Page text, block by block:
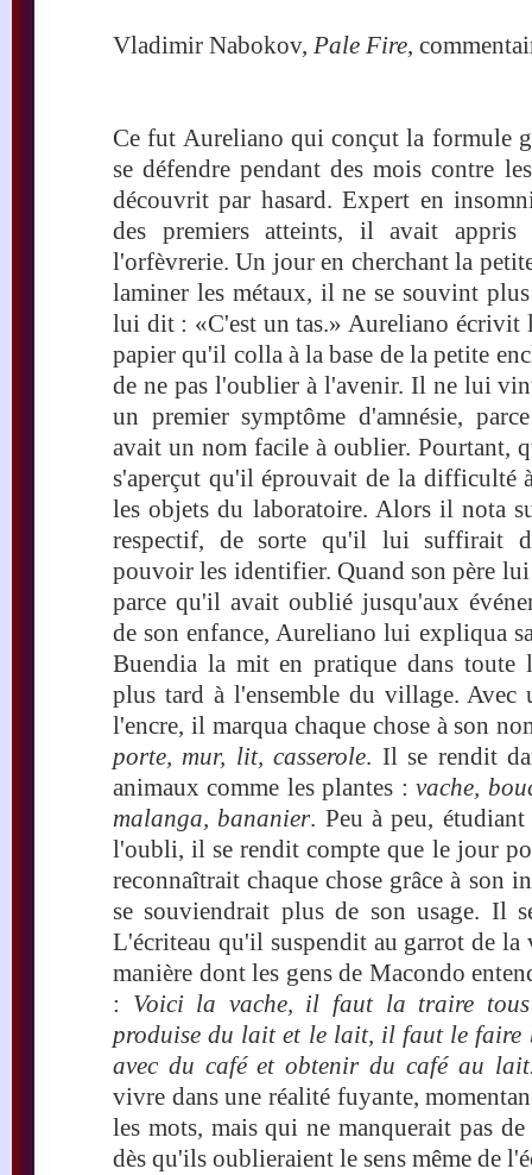
Vladimir Nabokov, Pale Fire,
Ce fut Aureliano qui conçut la formule
se défendre pendant des mois contre
découvrit par hasard. Expert en
des premiers atteints, il avait
l'orfèvrerie. Un jour en cherchant la
laminer les métaux, il ne se souvint
lui dit : «C'est un tas.» Aureliano écrivit
papier qu'il colla à la base de la petite
de ne pas l'oublier à l'avenir. Il ne lui
un premier symptôme d'amnésie,
avait un nom facile à oublier. Pourtant,
s'aperçut qu'il éprouvait de la difficulté
les objets du laboratoire. Alors il nota
respectif, de sorte qu'il lui suffirait
pouvoir les identifier. Quand son père
parce qu'il avait oublié jusqu'aux
de son enfance, Aureliano lui expliqua
Buendia la mit en pratique dans toute
plus tard à l'ensemble du village. Avec
l'encre, il marqua chaque chose à son
porte, mur, lit, casserole. Il se rendit
animaux comme les plantes :vache,
malanga, bananier. Peu à peu,
l'oubli, il se rendit compte que le jour
reconnaîtrait chaque chose grâce à son
se souviendrait plus de son usage. Il
L'écriteau qu'il suspendit au garrot de la
manière dont les gens de Macondo
: Voici la vache, il faut la traire
produise du lait et le lait, il faut le
avec du café et obtenir du café au
vivre dans une réalité fuyante,
les mots, mais qui ne manquerait pas
dès qu'ils oublieraient le sens même de